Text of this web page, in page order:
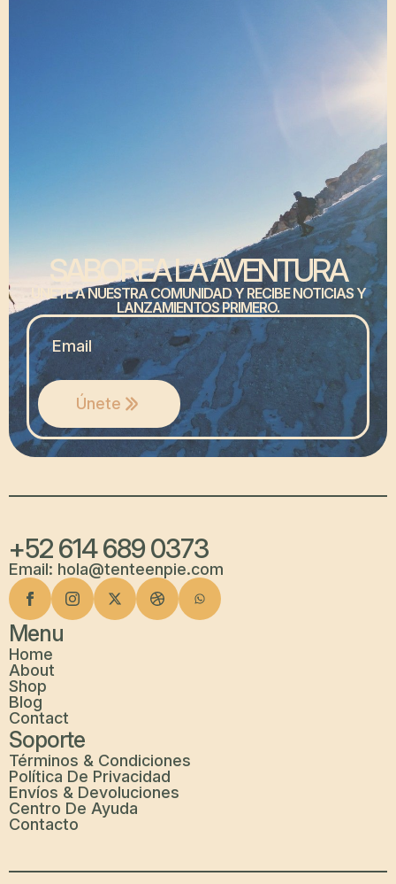
SABOREA LA AVENTURA
ÚNETE A NUESTRA COMUNIDAD Y RECIBE NOTICIAS Y
LANZAMIENTOS PRIMERO.
MAIL
*
Únete
+52 614 689 0373
Email: hola@tenteenpie.com
Menu
Home
About
Shop
Blog
Contact
Soporte
Términos & Condiciones
Política De Privacidad
Envíos & Devoluciones
Centro De Ayuda
Contacto